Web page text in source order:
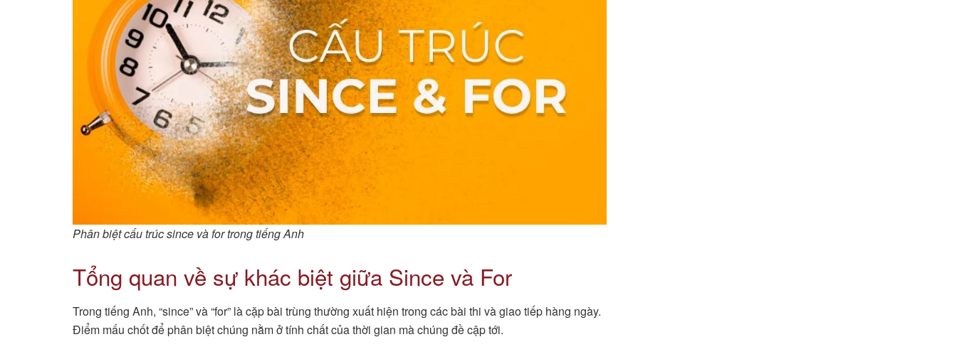
Phân biệt cấu trúc since và for trong tiếng Anh
Tổng quan về sự khác biệt giữa Since và For
Trong tiếng Anh, “since” và “for” là cặp bài trùng thường xuất hiện trong các bài thi và giao tiếp hàng ngày.
Điểm mấu chốt để phân biệt chúng nằm ở tính chất của thời gian mà chúng đề cập tới.